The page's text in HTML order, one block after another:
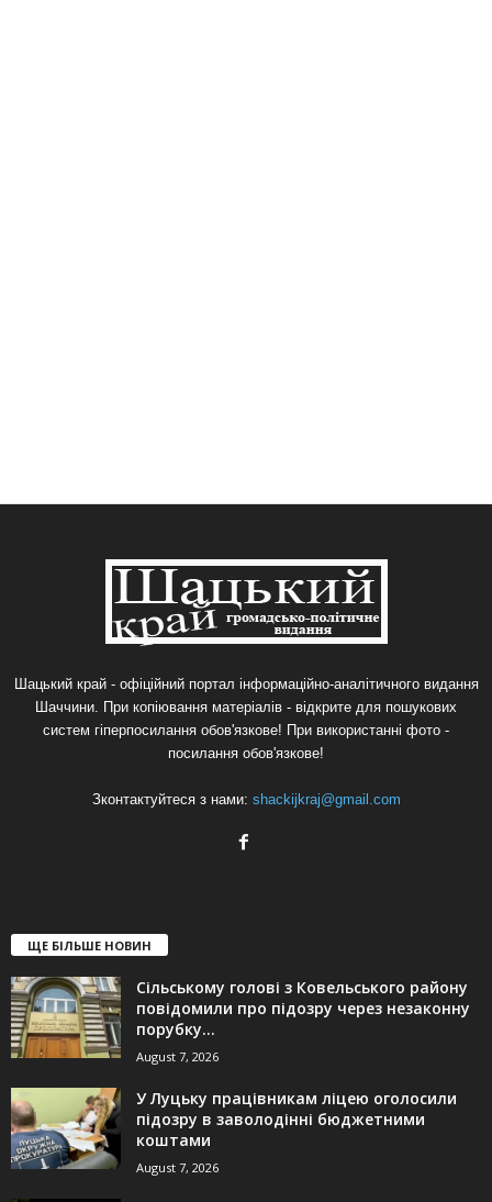
Шацький край - офіційний портал інформаційно-аналітичного видання
Шаччини. При копіювання матеріалів - відкрите для пошукових
систем гіперпосилання обов'язкове! При використанні фото -
посилання обов'язкове!
Зконтактуйтеся з нами: shackijkraj@gmail.com
ЩЕ БІЛЬШЕ НОВИН
Сільському голові з Ковельського району
повідомили про підозру через незаконну
порубку...
August 7, 2026
У Луцьку працівникам ліцею оголосили
підозру в заволодінні бюджетними
коштами
August 7, 2026